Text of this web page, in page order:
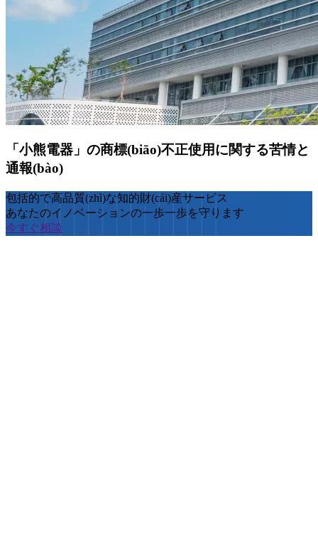
「小熊電器」の商標(biāo)不正使用に関する苦情と
通報(bào)
包括的で高品質(zhì)な知的財(cái)産サービス
あなたのイノベーションの一歩一歩を守ります
今すぐ相談